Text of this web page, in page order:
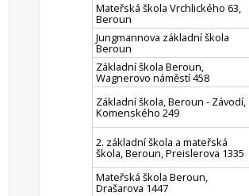
Mateřská škola Vrchlického 63,
Beroun
Jungmannova základní škola
Beroun
Základní škola Beroun,
Wagnerovo náměstí 458
Základní škola, Beroun - Závodí,
Komenského 249
2. základní škola a mateřská
škola, Beroun, Preislerova 1335
Mateřská škola Beroun,
Drašarova 1447